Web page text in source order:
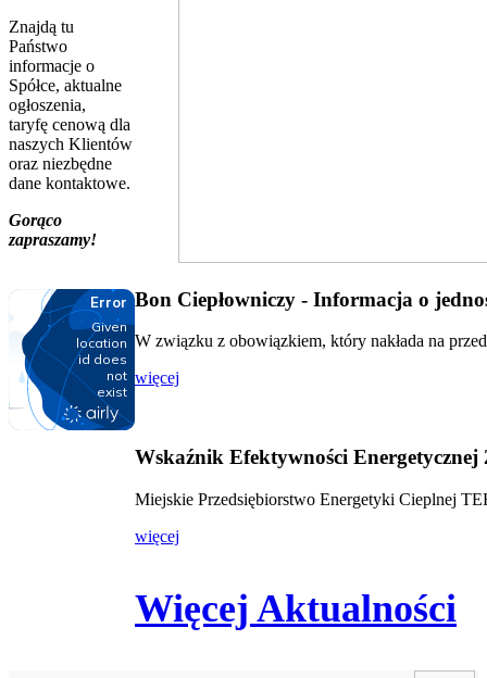
Znajdą tu
Państwo
informacje o
Spółce, aktualne
ogłoszenia,
taryfę cenową dla
naszych Klientów
oraz niezbędne
dane kontaktowe.
Gorąco
zapraszamy!
Bon Ciepłowniczy - Informacja o
W związku z obowiązkiem, który nakłada na
więcej
Wskaźnik Efektywności Energetycznej
Miejskie Przedsiębiorstwo Energetyki Cieplnej
więcej
Więcej Aktualności